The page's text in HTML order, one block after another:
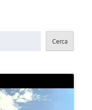
Cerca